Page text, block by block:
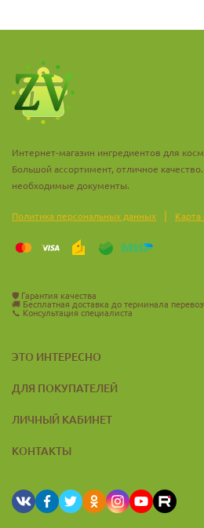
Интернет-магазин ингредиентов для
Большой ассортимент, отличное
необходимые документы.
Политика персональных данных | Карта
🛡️ Гарантия качества
🚚 Бесплатная доставка до терминала
📞 Консультация специалиста
ЭТО ИНТЕРЕСНО
ДЛЯ ПОКУПАТЕЛЕЙ
ЛИЧНЫЙ КАБИНЕТ
КОНТАКТЫ